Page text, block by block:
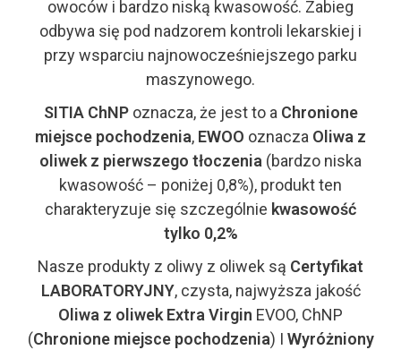
owoców i bardzo niską kwasowość. Zabieg
odbywa się pod nadzorem kontroli lekarskiej i
przy wsparciu najnowocześniejszego parku
maszynowego.
SITIA ChNPoznacza, że jest to a Chronione
miejsce pochodzenia, EWOO oznacza Oliwa z
oliwek z pierwszego tłoczenia (bardzo niska
kwasowość – poniżej 0,8%), produkt ten
charakteryzuje się szczególnie kwasowość
tylko 0,2%
Nasze produkty z oliwy z oliwek są Certyfikat
LABORATORYJNY, czysta, najwyższa jakość
Oliwa z oliwek Extra Virgin EVOO, ChNP
(Chronione miejsce pochodzenia) I Wyróżniony